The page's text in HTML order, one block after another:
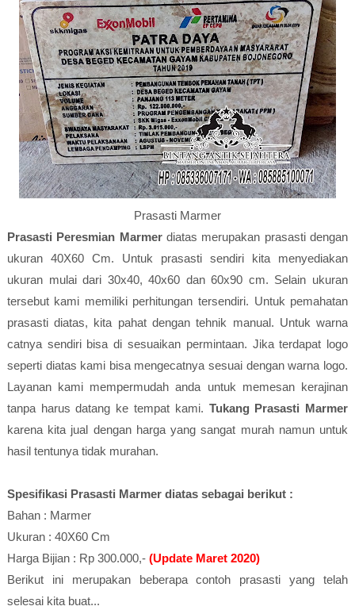
Prasasti Marmer
Prasasti Peresmian Marmerdiatas merupakan prasasti dengan
ukuran 40X60 Cm. Untuk prasasti sendiri kita menyediakan
ukuran mulai dari 30x40, 40x60 dan 60x90 cm. Selain ukuran
tersebut kami memiliki perhitungan tersendiri. Untuk pemahatan
prasasti diatas, kita pahat dengan tehnik manual. Untuk warna
catnya sendiri bisa di sesuaikan permintaan. Jika terdapat logo
seperti diatas kami bisa mengecatnya sesuai dengan warna logo.
Layanan kami mempermudah anda untuk memesan kerajinan
tanpa harus datang ke tempat kami. Tukang Prasasti Marmer
karena kita jual dengan harga yang sangat murah namun untuk
hasil tentunya tidak murahan.
Spesifikasi Prasasti Marmer diatas sebagai berikut :
Bahan : Marmer
Ukuran : 40X60 Cm
Harga Bijian : Rp 300.000,- (Update Maret 2020)
Berikut ini merupakan beberapa contoh prasasti yang telah
selesai kita buat...